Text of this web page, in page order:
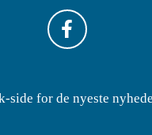
side for de nyeste